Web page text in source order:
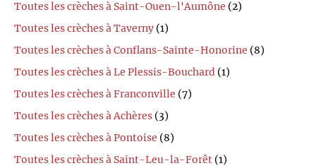
Toutes les crèches à Saint-Ouen-l'Aumône (2)
Toutes les crèches à Taverny (1)
Toutes les crèches à Conflans-Sainte-Honorine (8)
Toutes les crèches à Le Plessis-Bouchard (1)
Toutes les crèches à Franconville (7)
Toutes les crèches à Achères (3)
Toutes les crèches à Pontoise (8)
Toutes les crèches à Saint-Leu-la-Forêt (1)